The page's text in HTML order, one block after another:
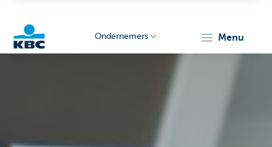
Ondernemers menu